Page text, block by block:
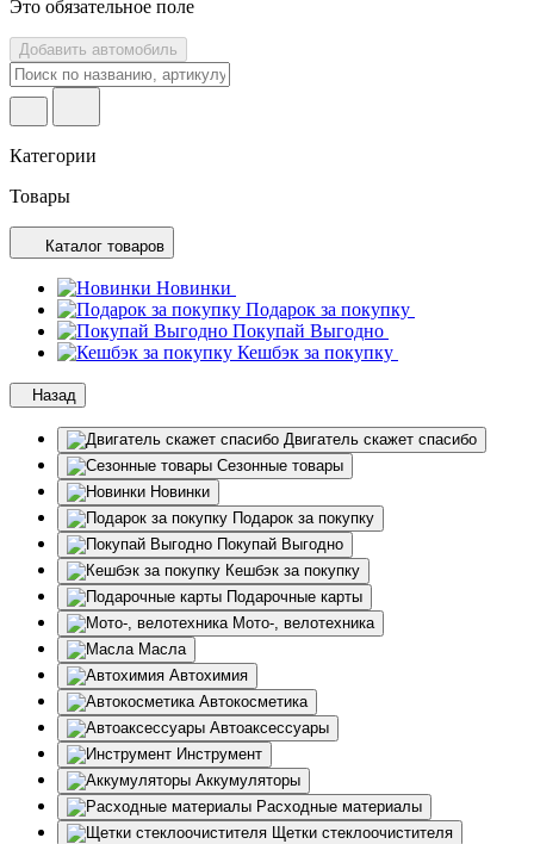
Это обязательное поле
Добавить автомобиль
Категории
Товары
Каталог товаров
Новинки
Подарок за покупку
Покупай Выгодно
Кешбэк за покупку
Назад
Двигатель скажет спасибо
Сезонные товары
Новинки
Подарок за покупку
Покупай Выгодно
Кешбэк за покупку
Подарочные карты
Мото-, велотехника
Масла
Автохимия
Автокосметика
Автоаксессуары
Инструмент
Аккумуляторы
Расходные материалы
Щетки стеклоочистителя